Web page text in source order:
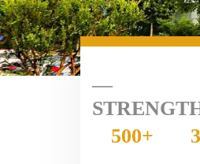
500+